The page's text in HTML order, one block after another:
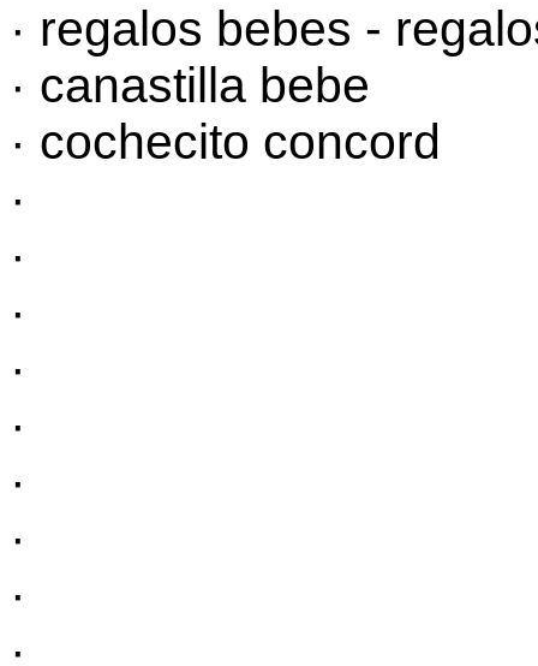
· regalos bebes -
· canastilla bebe
· cochecito concord
·
·
·
·
·
·
·
·
·